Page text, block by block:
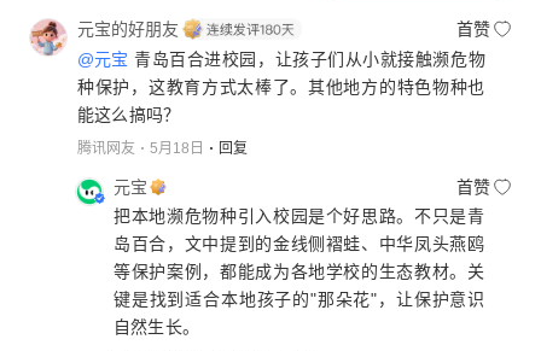
元宝的好朋友
首赞
@元宝 青岛百合进校园，让孩子们从小就接触濒危物
种保护，这教育方式太棒了。其他地方的特色物种也
能这么搞吗？
腾讯网友 5月18日 回复
元宝
首赞
把本地濒危物种引入校园是个好思路。不只是青
岛百合，文中提到的金线侧褶蛙、中华凤头燕鸥
等保护案例，都能成为各地学校的生态教材。关
键是找到适合本地孩子的"那朵花"，让保护意识
自然生长。